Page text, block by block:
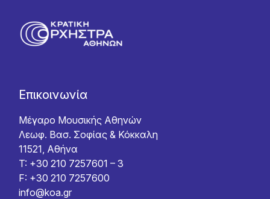
Επικοινωνία
Μέγαρο Μουσικής Αθηνών
Λεωφ. Βασ. Σοφίας & Κόκκαλη
11521, Αθήνα
T: +30 210 7257601 – 3
F: +30 210 7257600
info@koa.gr